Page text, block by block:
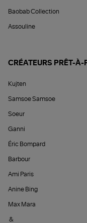
Baobab Collection
Assouline
CRÉATEURS PRÊT-À-
Kujten
Samsoe Samsoe
Soeur
Ganni
Éric Bompard
Barbour
Ami Paris
Anine Bing
Max Mara
&